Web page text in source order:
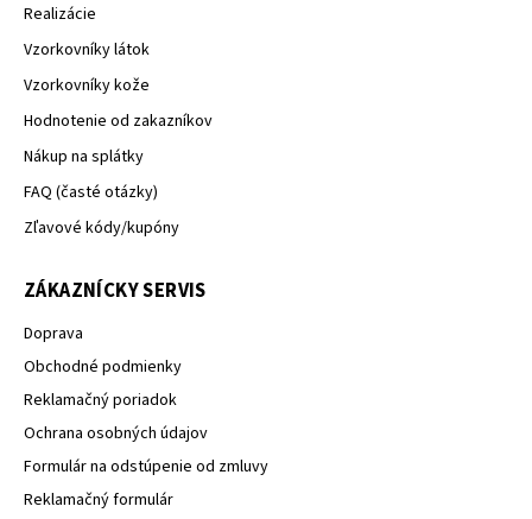
Realizácie
Vzorkovníky látok
Vzorkovníky kože
Hodnotenie od zakazníkov
Nákup na splátky
FAQ (časté otázky)
Zľavové kódy/kupóny
ZÁKAZNÍCKY SERVIS
Doprava
Obchodné podmienky
Reklamačný poriadok
Ochrana osobných údajov
Formulár na odstúpenie od zmluvy
Reklamačný formulár